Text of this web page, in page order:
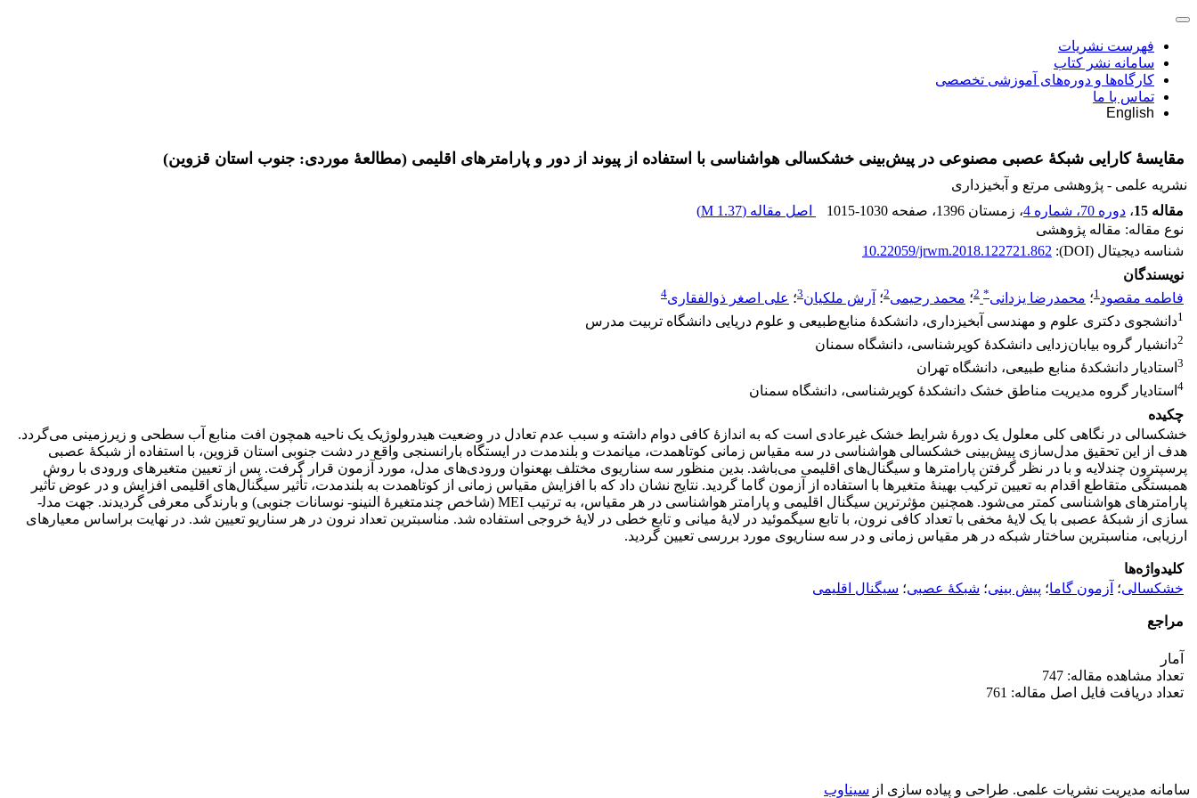
فهرست نشریات
سامانه نشر کتاب
کارگاه‌ها و دوره‌های آموزشی تخصصی
تماس با ما
English
مقایسۀ کارایی شبکۀ عصبی مصنوعی در پیش‌بینی خشکسالی هواشناسی با استفاده از پیوند از دور و پارامترهای اقلیمی (مطالعۀ موردی: جنوب استان قزوین)
نشریه علمی - پژوهشی مرتع و آبخیزداری
مقاله 15
، دوره 70، شماره 4 ، زمستان 1396 ، صفحه 1015-1030 اصل مقاله (1.37 M
)
نوع مقاله: مقاله پژوهشی
شناسه دیجیتال (DOI):
10.22059/jrwm.2018.122721.862
نویسندگان
فاطمه مقصود1؛ محمدرضا یزدانی*
2؛ محمد رحیمی2؛ آرش ملکیان3؛ علی اصغر ذوالفقاری4
1دانشجوی دکتری علوم و مهندسی آبخیزداری، دانشکدۀ منابع‌طبیعی و علوم دریایی دانشگاه تربیت مدرس
2دانشیار گروه بیابان‌زدایی دانشکدۀ کویرشناسی، دانشگاه سمنان
3 استادیار دانشکدۀ منابع طبیعی، دانشگاه تهران
4 استادیار گروه مدیریت مناطق خشک دانشکدۀ کویرشناسی، دانشگاه سمنان
چکیده
خشکسالی در نگاهی کلی معلول یک دورۀ شرایط خشک غیرعادی است که به اندازۀ کافی دوام داشته و سبب عدم تعادل در وضعیت هیدرولوژیک یک ناحیه همچون افت منابع آب سطحی و زیرزمینی می‌گردد.
هدف از این تحقیق مدل‌سازی پیش‌بینی خشکسالی هواشناسی در سه مقیاس زمانی کوتاه­مدت، میان­مدت و بلند­مدت در ایستگاه باران­سنجی واقع در دشت جنوبی استان قزوین، با استفاده از شبکۀ عصبی
پرسپترون چندلایه و با در نظر گرفتن پارامترها و سیگنال‌های اقلیمی می‌باشد. بدین منظور سه سناریوی مختلف به­عنوان ورودی‌های مدل، مورد آزمون قرار گرفت. پس از تعیین متغیرهای ورودی با روش
همبستگی متقاطع اقدام به تعیین ترکیب بهینۀ متغیرها با استفاده از آزمون گاما گردید. نتایج نشان داد که با افزایش مقیاس زمانی از کوتاه­مدت به بلند­مدت، تأثیر سیگنال‌های اقلیمی افزایش و در عوض تأثیر
پارامترهای هواشناسی کمتر می‌شود. همچنین مؤثرترین سیگنال اقلیمی و پارامتر هواشناسی در هر مقیاس، به ترتیب MEI (شاخص چند­متغیرۀ النینو- نوسانات جنوبی) و بارندگی معرفی گردیدند. جهت مدل­
سازی از شبکۀ عصبی با یک لایۀ مخفی با تعداد کافی نرون، با تابع سیگموئید در لایۀ میانی و تابع خطی در لایۀ خروجی استفاده شد. مناسب­ترین تعداد نرون در هر سناریو تعیین شد. در نهایت براساس معیارهای
ارزیابی، مناسب­ترین ساختار شبکه در هر مقیاس زمانی و در سه سناریوی مورد بررسی تعیین گردید.
کلیدواژه‌ها
خشکسالی؛ آزمون گاما؛ پیش بینی؛ شبکۀ عصبی؛ سیگنال اقلیمی
مراجع
آمار
تعداد مشاهده مقاله: 747
تعداد دریافت فایل اصل مقاله: 761
سامانه مدیریت نشریات علمی. طراحی و پیاده سازی از سیناوب